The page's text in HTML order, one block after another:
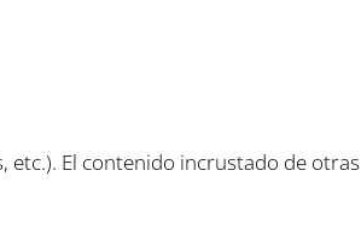
El contenido incrustado de otras